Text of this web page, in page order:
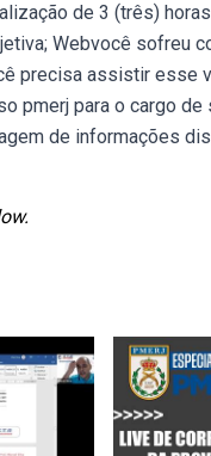
de 3 (três)
Webvocê sofreu
precisa assistir esse
pmerj para o cargo de
de informações